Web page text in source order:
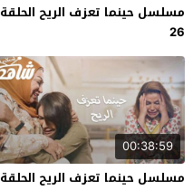
مسلسل حينما تعزف الريح الحلقة
26
00:38:59
مسلسل حينما تعزف الريح الحلقة